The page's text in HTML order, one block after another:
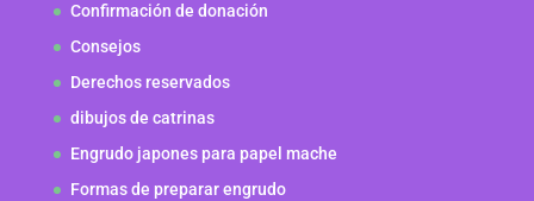
Confirmación de donación
Consejos
Derechos reservados
dibujos de catrinas
Engrudo japones para papel mache
Formas de preparar engrudo